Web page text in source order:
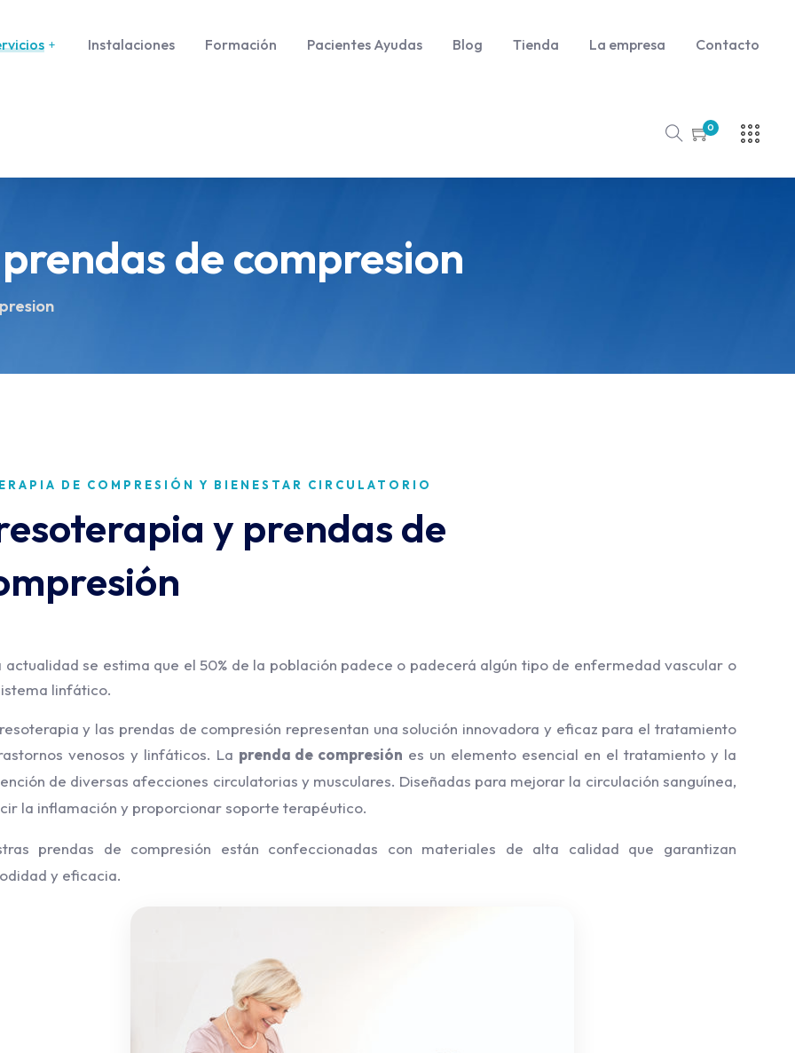
Instalaciones Formación Pacientes Ayudas Blog Tienda La empresa Contacto
0
de compresion
DE COMPRESIÓN Y BIENESTAR CIRCULATORIO
y prendas de
actualidad se estima que el 50% de la población padece o padecerá algún tipo de enfermedad vascular o
linfático.
y las prendas de compresión representan una solución innovadora y eficaz para el tratamiento
venosos y linfáticos. La prenda de compresión es un elemento esencial en el tratamiento y la
de diversas afecciones circulatorias y musculares. Diseñadas para mejorar la circulación sanguínea,
la inflamación y proporcionar soporte terapéutico.
prendas de compresión están confeccionadas con materiales de alta calidad que garantizan
y eficacia.